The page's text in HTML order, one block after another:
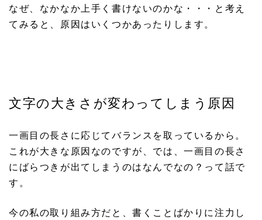
なぜ、なかなか上手く書けないのかな・・・と考え
てみると、原因はいくつかあったりします。
文字の大きさが変わってしまう原因
一画目の長さに応じてバランスを取っているから。
これが大きな原因なのですが、では、一画目の長さ
にばらつきが出てしまうのはなんでなの？って話で
す。
今の私の取り組み方だと、書くことばかりに注力し